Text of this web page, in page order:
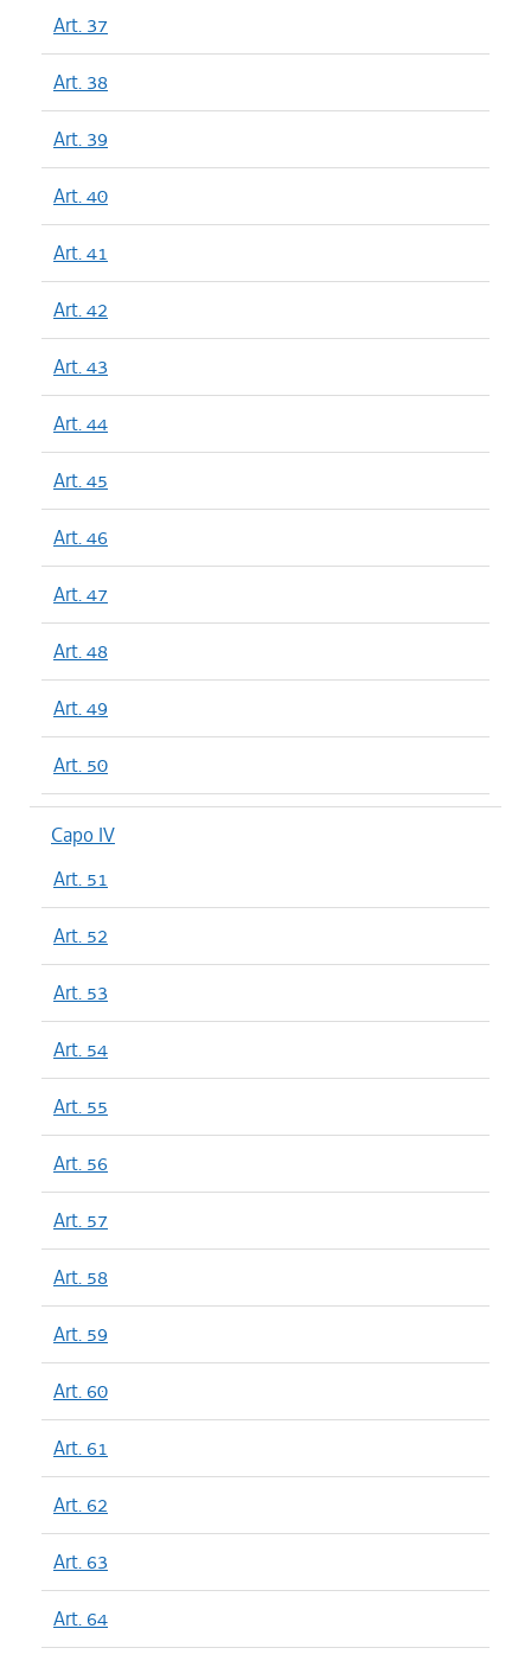
Art. 37
Art. 38
Art. 39
Art. 40
Art. 41
Art. 42
Art. 43
Art. 44
Art. 45
Art. 46
Art. 47
Art. 48
Art. 49
Art. 50
Capo IV
Art. 51
Art. 52
Art. 53
Art. 54
Art. 55
Art. 56
Art. 57
Art. 58
Art. 59
Art. 60
Art. 61
Art. 62
Art. 63
Art. 64